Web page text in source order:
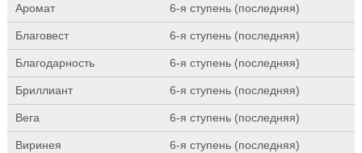
Аромат 6-я ступень (последняя)
Благовест 6-я ступень (последняя)
Благодарность 6-я ступень (последняя)
Бриллиант 6-я ступень (последняя)
Вега 6-я ступень (последняя)
Виринея 6-я ступень (последняя)